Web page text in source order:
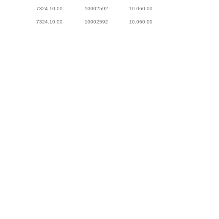
7324.10.00 10002592 10.060.00
7324.10.00 10002592 10.060.00